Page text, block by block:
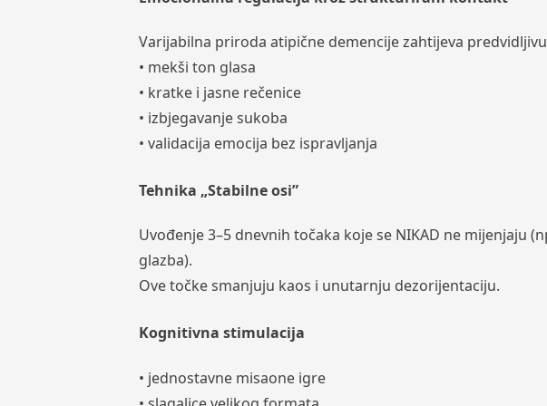
Varijabilna priroda atipične demencije zahtijeva
• mekši ton glasa
• kratke i jasne rečenice
• izbjegavanje sukoba
• validacija emocija bez ispravljanja
Tehnika „Stabilne osi”
Uvođenje 3–5 dnevnih točaka koje se NIKAD ne mijenjaju
glazba).
Ove točke smanjuju kaos i unutarnju dezorijentaciju.
Kognitivna stimulacija
• jednostavne misaone igre